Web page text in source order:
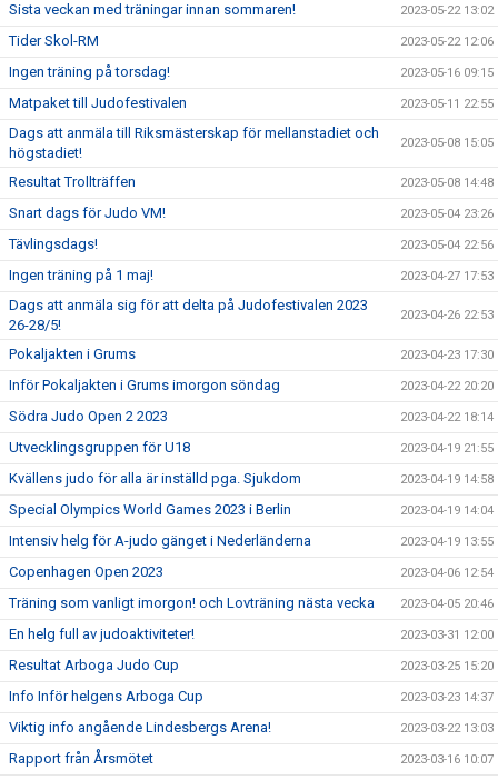
Sista veckan med träningar innan sommaren! 2023-05-22 13:02
Tider Skol-RM 2023-05-22 12:06
Ingen träning på torsdag! 2023-05-16 09:15
Matpaket till Judofestivalen 2023-05-11 22:55
Dags att anmäla till Riksmästerskap för mellanstadiet och
högstadiet!
2023-05-08 15:05
Resultat Trollträffen 2023-05-08 14:48
Snart dags för Judo VM! 2023-05-04 23:26
Tävlingsdags! 2023-05-04 22:56
Ingen träning på 1 maj! 2023-04-27 17:53
Dags att anmäla sig för att delta på Judofestivalen 2023
26-28/5!
2023-04-26 22:53
Pokaljakten i Grums 2023-04-23 17:30
Inför Pokaljakten i Grums imorgon söndag 2023-04-22 20:20
Södra Judo Open 2 2023 2023-04-22 18:14
Utvecklingsgruppen för U18 2023-04-19 21:55
Kvällens judo för alla är inställd pga. Sjukdom 2023-04-19 14:58
Special Olympics World Games 2023 i Berlin 2023-04-19 14:04
Intensiv helg för A-judo gänget i Nederländerna 2023-04-19 13:55
Copenhagen Open 2023 2023-04-06 12:54
Träning som vanligt imorgon! och Lovträning nästa vecka 2023-04-05 20:46
En helg full av judoaktiviteter! 2023-03-31 12:00
Resultat Arboga Judo Cup 2023-03-25 15:20
Info Inför helgens Arboga Cup 2023-03-23 14:37
Viktig info angående Lindesbergs Arena! 2023-03-22 13:03
Rapport från Årsmötet 2023-03-16 10:07